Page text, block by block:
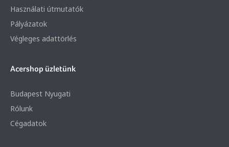
Használati útmutatók
Pályázatok
Végleges adattörlés
Acershop üzletünk
Budapest Nyugati
Rólunk
Cégadatok